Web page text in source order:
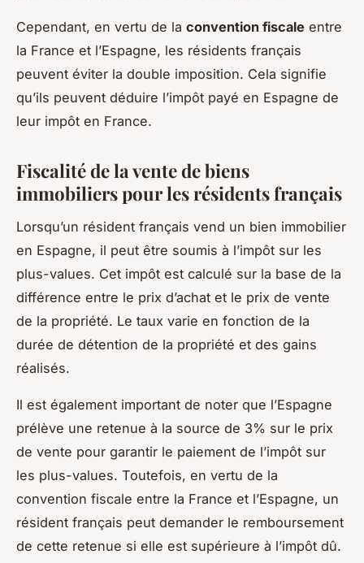
Cependant, en vertu de la convention fiscale entre
la France et l’Espagne, les résidents français
peuvent éviter la double imposition. Cela signifie
qu’ils peuvent déduire l’impôt payé en Espagne de
leur impôt en France.
Fiscalité de la vente de biens
immobiliers pour les résidents français
Lorsqu’un résident français vend un bien immobilier
en Espagne, il peut être soumis à l’impôt sur les
plus-values. Cet impôt est calculé sur la base de la
différence entre le prix d’achat et le prix de vente
de la propriété. Le taux varie en fonction de la
durée de détention de la propriété et des gains
réalisés.
Il est également important de noter que l’Espagne
prélève une retenue à la source de 3% sur le prix
de vente pour garantir le paiement de l’impôt sur
les plus-values. Toutefois, en vertu de la
convention fiscale entre la France et l’Espagne, un
résident français peut demander le remboursement
de cette retenue si elle est supérieure à l’impôt dû.